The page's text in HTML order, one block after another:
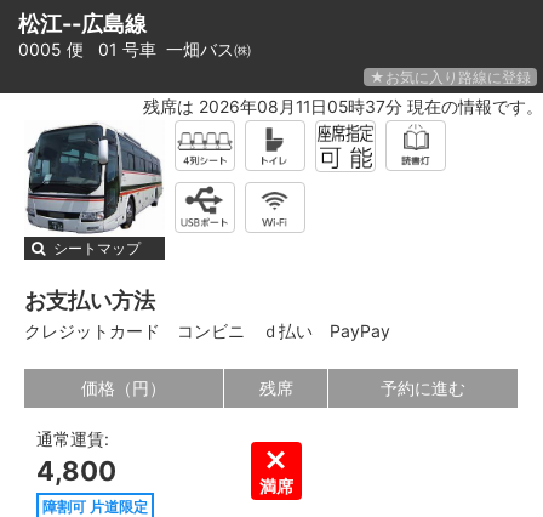
松江--広島線
0005 便 01 号車 一畑バス㈱
★お気に入り路線に登録
残席は 2026年08月11日05時37分 現在の情報です。
シートマップ
お支払い方法
クレジットカード コンビニ ｄ払い PayPay
価格（円） 残席 予約に進む
通常運賃:
4,800
障割可 片道限定
満席